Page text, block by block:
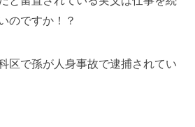
のですか！？
区で孫が人身事故で逮捕されてい